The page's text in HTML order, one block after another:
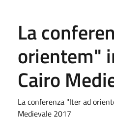
La
orientem"
Cairo
La conferenza "Iter ad
Medievale 2017